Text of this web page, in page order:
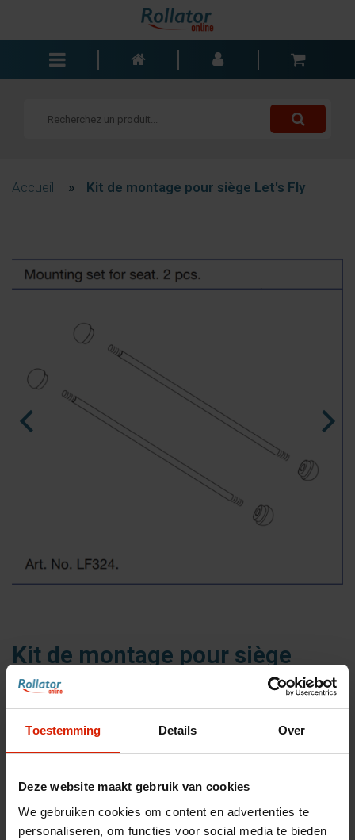
Toestemming Details Over
Deze website maakt gebruik van cookies
We gebruiken cookies om content en advertenties te
personaliseren, om functies voor social media te bieden
Fauteuils roulants
Accessoires
Pièces de rechange
Accueil » Kit de montage pour siège Let's Fly
Kit de montage pour siège
Let's Fly
Jeu de 2 pour le montage du siège de Let's Fly
€10,32